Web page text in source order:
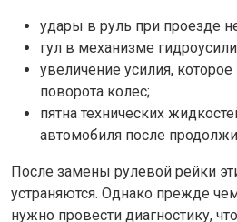
удары в руль при проезде
гул в механизме
увеличение усилия,
поворота колес;
пятна технических
автомобиля после
После замены рулевой рейки
устраняются. Однако прежде
нужно провести диагностику,